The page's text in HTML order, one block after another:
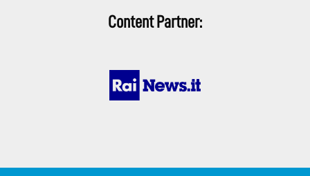
Content Partner: